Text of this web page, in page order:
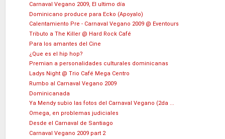
Carnaval Vegano 2009, El ultimo día
Dominicano produce para Ecko (Apoyalo)
Calentamiento Pre - Carnaval Vegano 2009 @ Eventours
Tributo a The Killer @ Hard Rock Café
Para los amantes del Cine
¿Que es el hip hop?
Premian a personalidades culturales dominicanas
Ladys Night @ Trio Café Mega Centro
Rumbo al Carnaval Vegano 2009
Dominicanada
Ya Mendy subio las fotos del Carnaval Vegano (2da ...
Omega, en problemas judiciales
Desde el Carnaval de Santiago
Carnaval Vegano 2009 part 2